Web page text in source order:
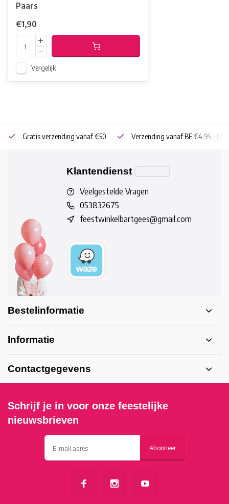
Paars
€1,90
Vergelijk
Gratis verzending vanaf €50 Verzending vanaf BE €4,95 - NL
Klantendienst
Veelgestelde Vragen
053832675
feestwinkelbartgees@gmail.com
Bestelinformatie
Informatie
Contactgegevens
Schrijf je in voor onze feestelijke
nieuwsbrieven
Abonneer